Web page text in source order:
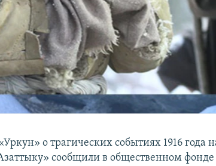
о трагических событиях 1916 года
сообщили в общественном